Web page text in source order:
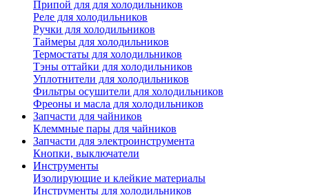
Припой для для холодильников
Реле для холодильников
Ручки для холодильников
Таймеры для холодильников
Термостаты для холодильников
Тэны оттайки для холодильников
Уплотнители для холодильников
Фильтры осушители для холодильников
Фреоны и масла для холодильников
Запчасти для чайников
Клеммные пары для чайников
Запчасти для электроинструмента
Кнопки, выключатели
Инструменты
Изолирующие и клейкие материалы
Инструменты для холодильников